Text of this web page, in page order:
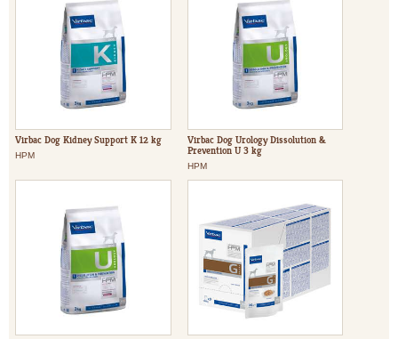
Virbac Dog Kidney Support K 12 kg
HPM
Virbac Dog Urology Dissolution &
Prevention U 3 kg
HPM